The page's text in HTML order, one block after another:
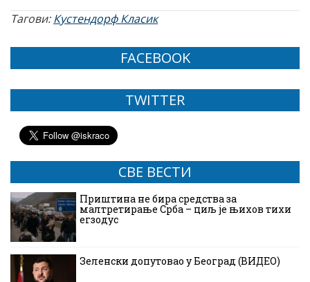
Тагови:Кустендорф Класик
FACEBOOK
TWITTER
СВЕ ВЕСТИ
Приштина не бира средства за
малтретирање Срба – циљ је њихов тихи
егзодус
Зеленски допутовао у Београд (ВИДЕО)